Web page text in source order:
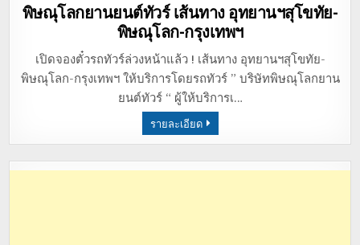
in
พิษณุโลกยานยนต์ทัวร์ เส้นทาง อุทยานฯสุโขทัย-
พิษณุโลก-กรุงเทพฯ
เปิดจองตั๋วรถทัวร์ล่วงหน้าแล้ว ! เส้นทาง อุทยานฯสุโขทัย-
พิษณุโลก-กรุงเทพฯ ให้บริการโดยรถทัวร์ ” บริษัทพิษณุโลกยาน
ยนต์ทัวร์ “ ผู้ให้บริการเ…
รายละเอียด